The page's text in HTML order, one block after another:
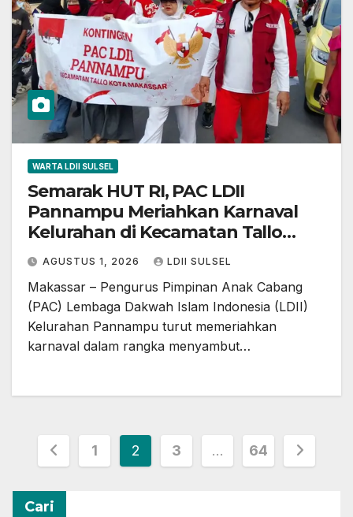
WARTA LDII SULSEL
Semarak HUT RI, PAC LDII
Pannampu Meriahkan Karnaval
Kelurahan di Kecamatan Tallo
Makassar
AGUSTUS 1, 2026 LDII SULSEL
Makassar – Pengurus Pimpinan Anak Cabang
(PAC) Lembaga Dakwah Islam Indonesia (LDII)
Kelurahan Pannampu turut memeriahkan
karnaval dalam rangka menyambut…
Paginasi
pos
1 2 3 … 64
Cari